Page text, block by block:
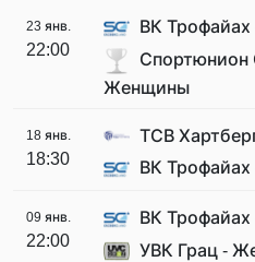
23 янв.
22:00
ВК
Спортюнион
Женщины
18 янв.
18:30
ТСВ
ВК
09 янв.
22:00
ВК
УВК Грац -